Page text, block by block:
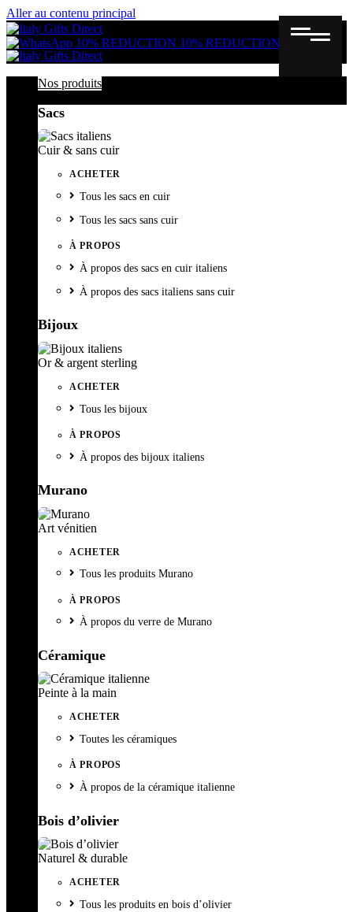
Aller au contenu principal
10% REDUCTION 10% REDUCTION
Nos produits
Sacs
Cuir & sans cuir
ACHETER
Tous les sacs en cuir
Tous les sacs sans cuir
À PROPOS
À propos des sacs en cuir italiens
À propos des sacs italiens sans cuir
Bijoux
Or & argent sterling
ACHETER
Tous les bijoux
À PROPOS
À propos des bijoux italiens
Murano
Art vénitien
ACHETER
Tous les produits Murano
À PROPOS
À propos du verre de Murano
Céramique
Peinte à la main
ACHETER
Toutes les céramiques
À PROPOS
À propos de la céramique italienne
Bois d’olivier
Naturel & durable
ACHETER
Tous les produits en bois d’olivier